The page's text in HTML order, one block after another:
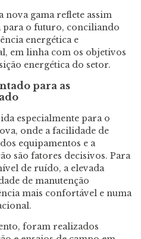
nova gama reflete assim
para o futuro, conciliando
energética e
em linha com os objetivos
energética do setor.
para as
especialmente para o
onde a facilidade de
equipamentos e a
são fatores decisivos. Para
de ruído, a elevada
de manutenção
mais confortável e numa
foram realizados